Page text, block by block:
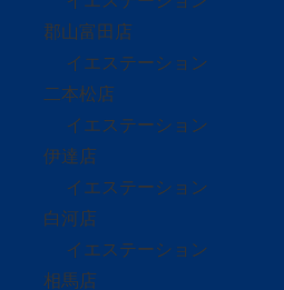
郡山富田店
イエステーション
二本松店
イエステーション
伊達店
イエステーション
白河店
イエステーション
相馬店